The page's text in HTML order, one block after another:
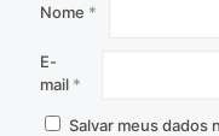
Nome *
E-
mail *
Salvar meus dados